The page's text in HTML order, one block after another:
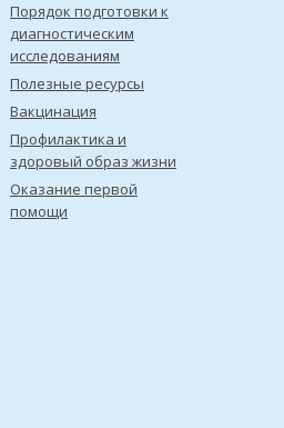
Порядок подготовки к
диагностическим
исследованиям
Полезные ресурсы
Вакцинация
Профилактика и
здоровый образ жизни
Оказание первой
помощи